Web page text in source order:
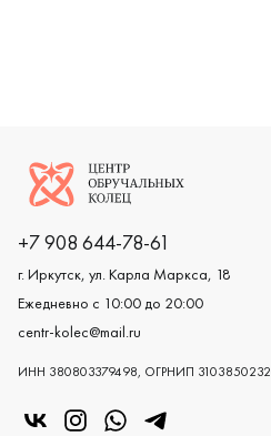
Логотип компании
+7 908 644-78-61
г. Иркутск, ул. Карла Маркса, 18
Ежедневно с 10:00 до 20:00
centr-kolec@mail.ru
ИНН 380803379498, ОГРНИП
«Центр колец» в VK
«Центр колец» в Instagram
«Центр колец» в
«Центр колец» в